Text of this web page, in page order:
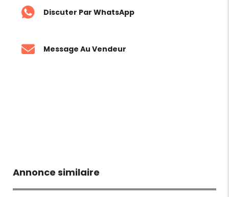
Discuter Par WhatsApp
Message Au Vendeur
Annonce similaire